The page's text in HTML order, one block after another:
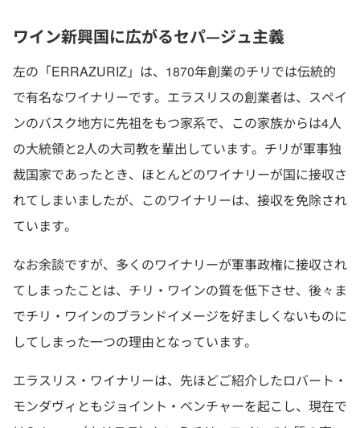
ワイン新興国に広がるセパ—ジュ主義
左の「ERRAZURIZ」は、1870年創業のチリでは伝統的
で有名なワイナリーです。エラスリスの創業者は、スペイ
ンのバスク地方に先祖をもつ家系で、この家族からは4人
の大統領と2人の大司教を輩出しています。チリが軍事独
裁国家であったとき、ほとんどのワイナリーが国に接収さ
れてしまいましたが、このワイナリーは、接収を免除され
ています。
なお余談ですが、多くのワイナリーが軍事政権に接収され
てしまったことは、チリ・ワインの質を低下させ、後々ま
でチリ・ワインのブランドイメージを好ましくないものに
してしまった一つの理由となっています。
エラスリス・ワイナリーは、先ほどご紹介したロバート・
モンダヴィともジョイント・ベンチャーを起こし、現在で